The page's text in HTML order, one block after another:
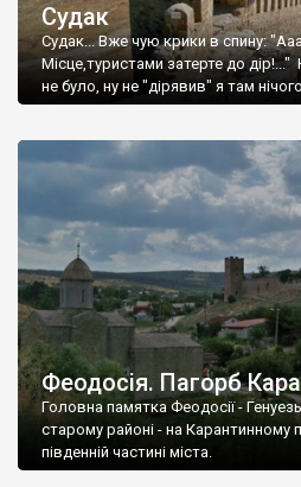
Судак
Судак... Вже чую крики в спину:
Місце,туристами затерте до
не було, ну не "дірявив" я там
Феодосія. Пагорб
Головна памятка Феодосії -
старому районі - на Карантинному
південній частині міста.